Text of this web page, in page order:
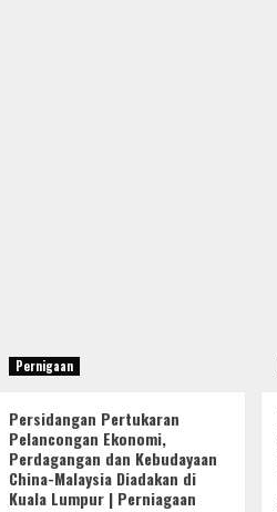
Pernigaan
Persidangan Pertukaran
Pelancongan Ekonomi,
Perdagangan dan Kebudayaan
China-Malaysia Diadakan di
Kuala Lumpur | Perniagaan